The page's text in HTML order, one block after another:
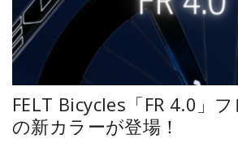
FELT Bicycles「FR 4.0」
の新カラーが登場！